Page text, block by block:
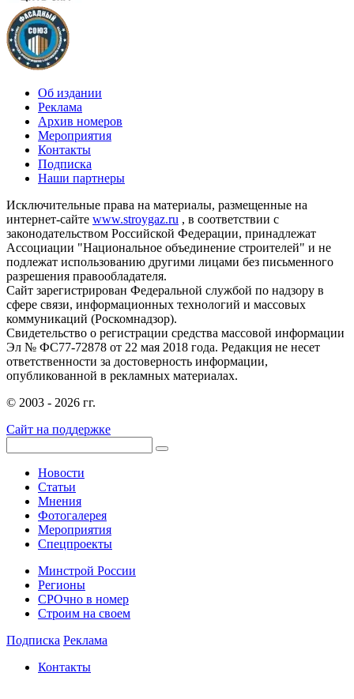
Об издании
Реклама
Архив номеров
Мероприятия
Контакты
Подписка
Наши партнеры
Исключительные права на материалы, размещенные на
интернет-сайте www.stroygaz.ru , в соответствии с
законодательством Российской Федерации, принадлежат
Ассоциации "Национальное объединение строителей" и не
подлежат использованию другими лицами без письменного
разрешения правообладателя.
Сайт зарегистрирован Федеральной службой по надзору в
сфере связи, информационных технологий и массовых
коммуникаций (Роскомнадзор).
Свидетельство о регистрации средства массовой информации
Эл № ФС77-72878 от 22 мая 2018 года. Редакция не несет
ответственности за достоверность информации,
опубликованной в рекламных материалах.
© 2003 - 2026 гг.
Сайт на поддержке
Новости
Статьи
Мнения
Фотогалерея
Мероприятия
Спецпроекты
Минстрой России
Регионы
СРОчно в номер
Строим на своем
Подписка Реклама
Контакты